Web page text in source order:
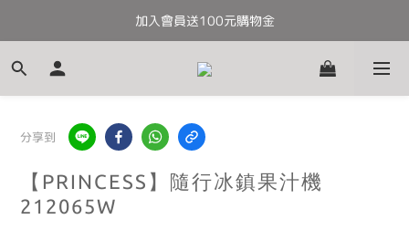
全館滿千免運
加入會員送100元購物金
全館滿千免運
分享到
【PRINCESS】隨行冰鎮果汁機
212065W